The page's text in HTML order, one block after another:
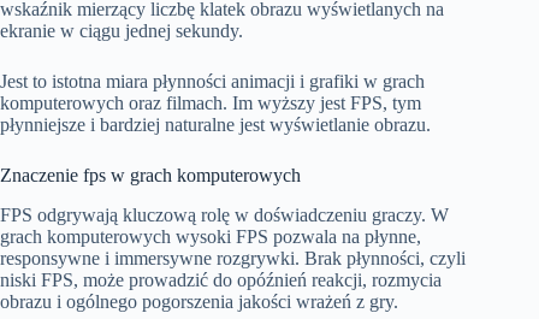
wskaźnik mierzący liczbę klatek obrazu wyświetlanych na
ekranie w ciągu jednej sekundy.
Jest to istotna miara płynności animacji i grafiki w grach
komputerowych oraz filmach. Im wyższy jest FPS, tym
płynniejsze i bardziej naturalne jest wyświetlanie obrazu.
Znaczenie fps w grach komputerowych
FPS odgrywają kluczową rolę w doświadczeniu graczy. W
grach komputerowych wysoki FPS pozwala na płynne,
responsywne i immersywne rozgrywki. Brak płynności, czyli
niski FPS, może prowadzić do opóźnień reakcji, rozmycia
obrazu i ogólnego pogorszenia jakości wrażeń z gry.